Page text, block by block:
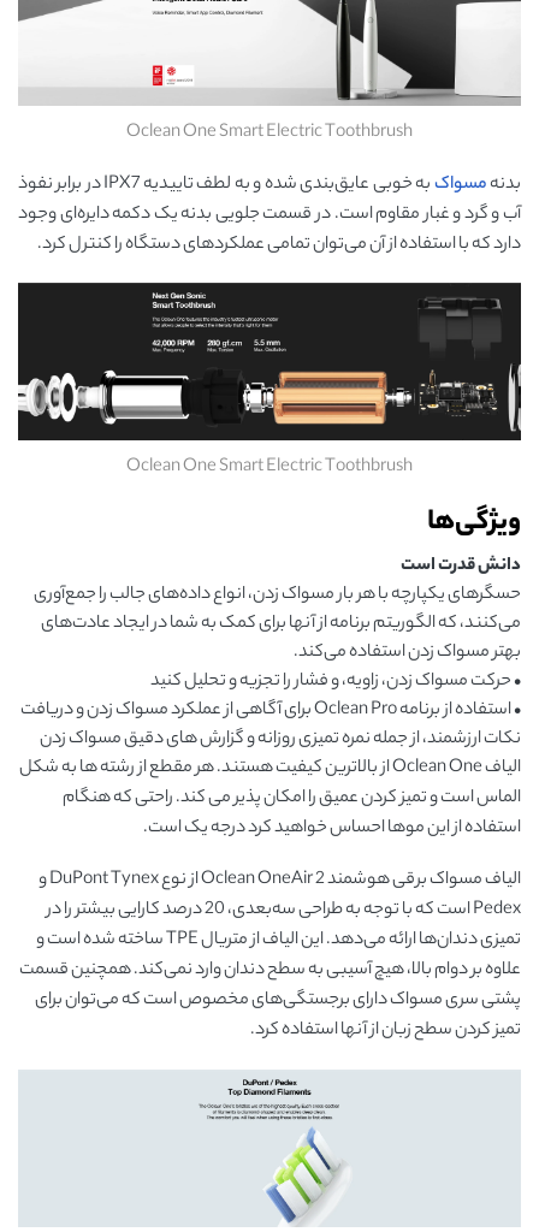
Oclean One Smart Electric Toothbrush
بدنهمسواک
به خوبی عایق‌بندی شده و به لطف تاییدیه IPX7 در برابر نفوذ
آب و گرد و غبار مقاوم است. در قسمت جلویی بدنه یک دکمه دایره‌ای وجود
دارد که با استفاده از آن می‌توان تمامی عملکردهای دستگاه را کنترل کرد.
Oclean One Smart Electric Toothbrush
ویژگی‌ها
دانش قدرت است
حسگرهای یکپارچه با هر بار مسواک زدن، انواع داده‌های جالب را جمع‌آوری
می‌کنند، که الگوریتم برنامه از آنها برای کمک به شما در ایجاد عادت‌های
بهتر مسواک زدن استفاده می‌کند.
• حرکت مسواک زدن، زاویه، و فشار را تجزیه و تحلیل کنید
• استفاده از برنامه Oclean Pro برای آگاهی از عملکرد مسواک زدن و دریافت
نکات ارزشمند، از جمله نمره تمیزی روزانه و گزارش های دقیق مسواک زدن
الیاف Oclean One از بالاترین کیفیت هستند.
هر مقطع از رشته ها به شکل
الماس است و تمیز کردن عمیق را امکان پذیر می کند.راحتی که هنگام
استفاده از این موها احساس خواهید کرد درجه یک است.
الیاف مسواک برقی هوشمند Oclean OneAir 2 از نوع DuPont Tynex و
Pedex است که با توجه به طراحی سه‌بعدی، 20 درصد کارایی بیشتر را در
تمیزی دندان‌ها ارائه می‌دهد. این الیاف از متریال TPE ساخته شده است و
علاوه بر دوام بالا، هیچ آسیبی به سطح دندان وارد نمی‌کند. همچنین قسمت
پشتی سری مسواک دارای برجستگی‌های مخصوص است که می‌توان برای
تمیز کردن سطح زبان از آنها استفاده کرد.